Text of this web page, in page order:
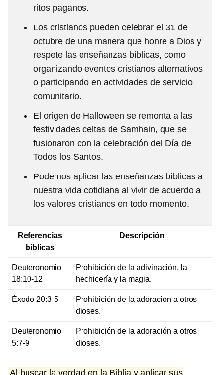
ritos paganos.
Los cristianos pueden celebrar el 31 de
octubre de una manera que honre a Dios y
respete las enseñanzas bíblicas, como
organizando eventos cristianos alternativos
o participando en actividades de servicio
comunitario.
El origen de Halloween se remonta a las
festividades celtas de Samhain, que se
fusionaron con la celebración del Día de
Todos los Santos.
Podemos aplicar las enseñanzas bíblicas a
nuestra vida cotidiana al vivir de acuerdo a
los valores cristianos en todo momento.
Referencias
bíblicas
Descripción
Deuteronomio
18:10-12
Prohibición de la adivinación, la
hechicería y la magia.
Éxodo 20:3-5
Prohibición de la adoración a otros
dioses.
Deuteronomio
5:7-9
Prohibición de la adoración a otros
dioses.
Al buscar la verdad en la Biblia y aplicar sus